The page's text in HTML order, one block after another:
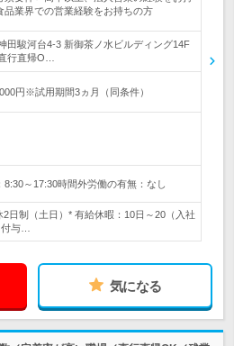
品業界での営業経験をお持ちの方
田駿河台4‐3 新御茶ノ水ビルディング14F
行直帰O…
円※試用期間3ヵ月（同条件）
～17:30時間外労働の有無：なし
日制（土日）* 有給休暇：10日～20（入社
与…
気になる